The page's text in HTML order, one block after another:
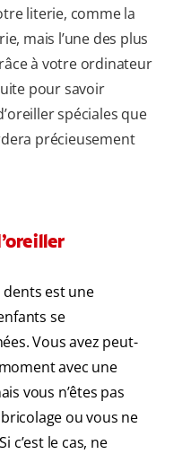
literie, comme la
mais l’une des plus
à votre ordinateur
pour savoir
spéciales que
précieusement
dents est une
se
Vous avez peut-
avec une
vous n’êtes pas
ou vous ne
c’est le cas, ne